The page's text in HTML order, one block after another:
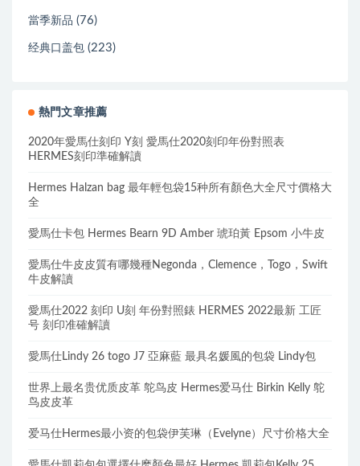
當季新品 (76)
经典口盖包 (223)
熱門文章推薦
2020年愛馬仕刻印 Y刻 愛馬仕2020刻印年份對照表
HERMES刻印準確解讀
Hermes Halzan bag 最年輕包袋15种所有顏色大全尺寸價格大
全
愛馬仕卡包 Hermes Bearn 9D Amber 琥珀黃 Epsom 小牛皮
愛馬仕牛皮皮質有哪幾種Negonda，Clemence，Togo，Swift
牛皮解讀
愛馬仕2022 刻印 U刻 年份對照錶 HERMES 2022最新 工匠
号 刻印准確解讀
愛馬仕Lindy 26 togo J7 亞麻藍 最具名媛風的包袋 Lindy包
世界上最名贵优质皮革 鸵鸟皮 Hermes爱马仕 Birkin Kelly 鸵
鸟皮皮革
爱马仕Hermes最小资的包袋伊芙琳（Evelyne）尺寸价格大全